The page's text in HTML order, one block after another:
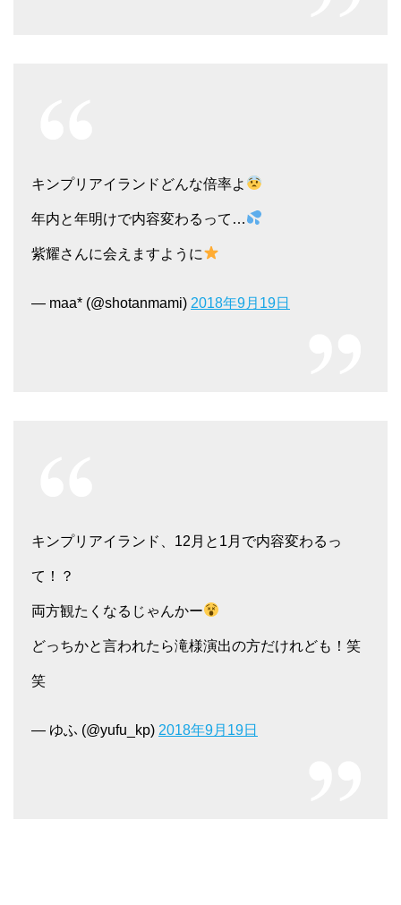
キンプリアイランドどんな倍率よ
年内と年明けで内容変わるって…
紫耀さんに会えますように
— maa* (@shotanmami) 2018年9月19日
キンプリアイランド、12月と1月で内容変わるっ
て！？
両方観たくなるじゃんかー
どっちかと言われたら滝様演出の方だけれども！笑
笑
— ゆふ (@yufu_kp) 2018年9月19日